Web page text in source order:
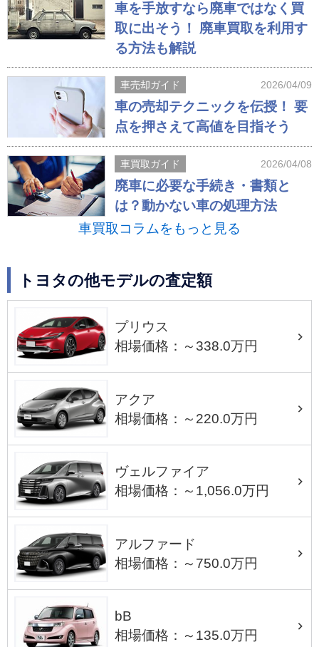
車を手放すなら廃車ではなく買
取に出そう！ 廃車買取を利用す
る方法も解説
車売却ガイド 2026/04/09
車の売却テクニックを伝授！ 要
点を押さえて高値を目指そう
車買取ガイド 2026/04/08
廃車に必要な手続き・書類と
は？動かない車の処理方法
車買取コラムをもっと見る
トヨタの他モデルの査定額
プリウス
相場価格：～338.0万円
アクア
相場価格：～220.0万円
ヴェルファイア
相場価格：～1,056.0万円
アルファード
相場価格：～750.0万円
bB
相場価格：～135.0万円